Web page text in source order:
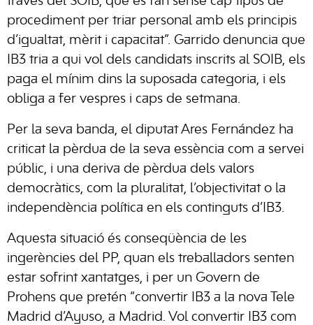
procediment per triar personal amb els principis
d’igualtat, mèrit i capacitat”. Garrido denuncia que
IB3 tria a qui vol dels candidats inscrits al SOIB, els
paga el mínim dins la suposada categoria, i els
obliga a fer vespres i caps de setmana.
Per la seva banda, el diputat Ares Fernández ha
criticat la pèrdua de la seva essència com a servei
públic, i una deriva de pèrdua dels valors
democràtics, com la pluralitat, l’objectivitat o la
independència política en els continguts d’IB3.
Aquesta situació és conseqüència de les
ingerències del PP, quan els treballadors senten
estar sofrint xantatges, i per un Govern de
Prohens que pretén “convertir IB3 a la nova Tele
Madrid d’Ayuso, a Madrid. Vol convertir IB3 com